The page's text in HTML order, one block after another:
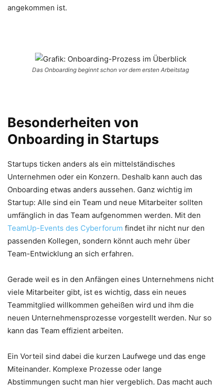
angekommen ist.
Das Onboarding beginnt schon vor dem ersten Arbeitstag
Besonderheiten von
Onboarding in Startups
Startups ticken anders als ein mittelständisches
Unternehmen oder ein Konzern. Deshalb kann auch das
Onboarding etwas anders aussehen. Ganz wichtig im
Startup: Alle sind ein Team und neue Mitarbeiter sollten
umfänglich in das Team aufgenommen werden. Mit den
TeamUp-Events des Cyberforum findet ihr nicht nur den
passenden Kollegen, sondern könnt auch mehr über
Team-Entwicklung an sich erfahren.
Gerade weil es in den Anfängen eines Unternehmens nicht
viele Mitarbeiter gibt, ist es wichtig, dass ein neues
Teammitglied willkommen geheißen wird und ihm die
neuen Unternehmensprozesse vorgestellt werden. Nur so
kann das Team effizient arbeiten.
Ein Vorteil sind dabei die kurzen Laufwege und das enge
Miteinander. Komplexe Prozesse oder lange
Abstimmungen sucht man hier vergeblich. Das macht auch